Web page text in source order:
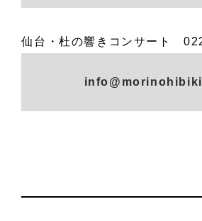
仙台・杜の響きコンサート